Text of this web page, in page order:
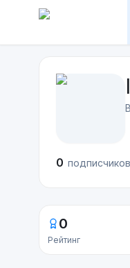
0 подписчиков
0
Рейтинг